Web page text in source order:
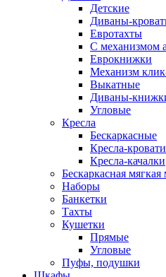
Детские
Диваны-
Евротахты
С механизмом
Еврокнижки
Механизм
Выкатные
Диваны-
Угловые
Кресла
Бескаркасные
Кресла-кровати
Кресла-качалки
Бескаркасная мягкая
Наборы
Банкетки
Тахты
Кушетки
Прямые
Угловые
Пуфы, подушки